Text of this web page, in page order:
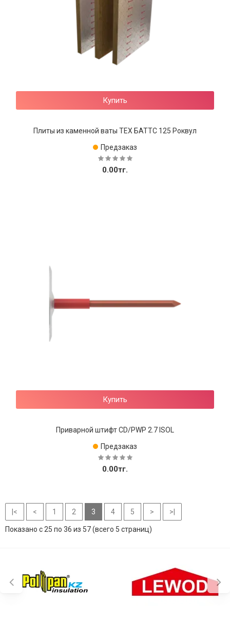
Купить
Плиты из каменной ваты ТЕХ БАТТС 125 Роквул
Предзаказ
0.00тг.
Купить
Приварной штифт CD/PWP 2.7 ISOL
Предзаказ
0.00тг.
|< < 1 2 3 4 5 > >|
Показано с 25 по 36 из 57 (всего 5 страниц)